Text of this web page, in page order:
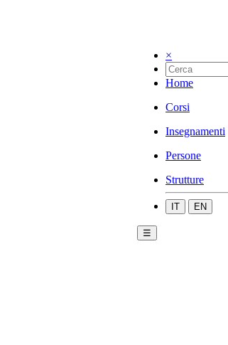
×
Home
Corsi
Insegnamenti
Persone
Strutture
IT EN
☰